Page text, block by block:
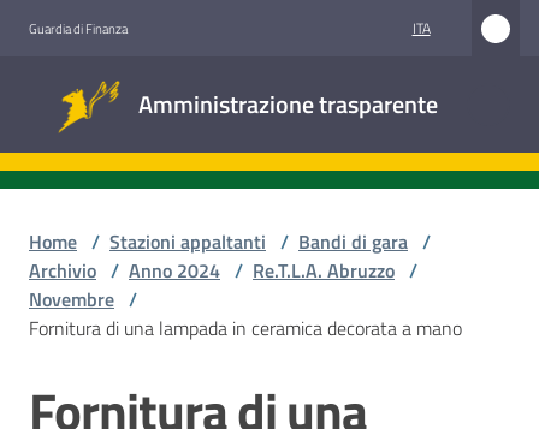
Guardia di Finanza ITA
Amministrazione trasparente
trasparente
Accesso
Stazioni
Home / Stazioni appaltanti / Bandi di gara /
Archivio / Anno 2024 / Re.T.L.A. Abruzzo /
Novembre /
Fornitura di una lampada in ceramica decorata a mano
Salta al contenuto
Fornitura di una